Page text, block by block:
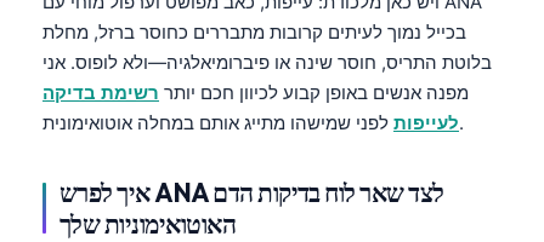
בכייל נמוך לעיתים קרובות מתבררים כחוסר ברזל, מחלת
בלוטת התריס, חוסר שינה או פיברומיאלגיה—ולא לופוס. אני
מפנה אנשים באופן קבוע לכיוון חכם יותר רשימת בדיקה
לעייפותלפני שמישהו מתייג אותם במחלה אוטואימונית.
איך לפרש ANA לצד שאר לוח בדיקות הדם
האוטואימוניות שלך
Қазақ тілі
Hrvatski
Slovenčina
پښتو